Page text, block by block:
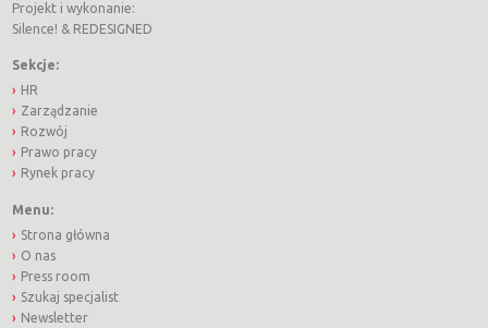
Projekt i wykonanie:
Silence! & REDESIGNED
Sekcje:
HR
Zarządzanie
Rozwój
Prawo pracy
Rynek pracy
Menu:
Strona główna
O nas
Press room
Szukaj specjalist
Newsletter